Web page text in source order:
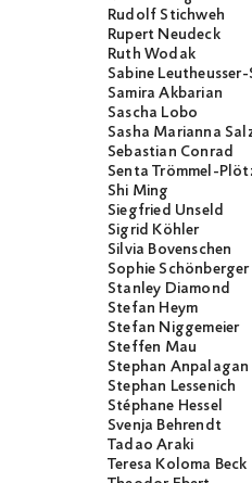
Rudolf Stichweh
Rupert Neudeck
Ruth Wodak
Sabine
Samira Akbarian
Sascha Lobo
Sasha Marianna
Sebastian Conrad
Senta Trömmel-
Shi Ming
Siegfried Unseld
Sigrid Köhler
Silvia Bovenschen
Sophie Schönberger
Stanley Diamond
Stefan Heym
Stefan Niggemeier
Steffen Mau
Stephan Anpalagan
Stephan Lessenich
Stéphane Hessel
Svenja Behrendt
Tadao Araki
Teresa Koloma Beck